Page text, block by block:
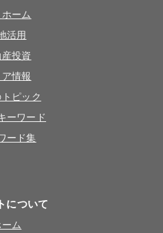
ーム
活用
投資
情報
ピック
ーワード
ード集
について
ーム